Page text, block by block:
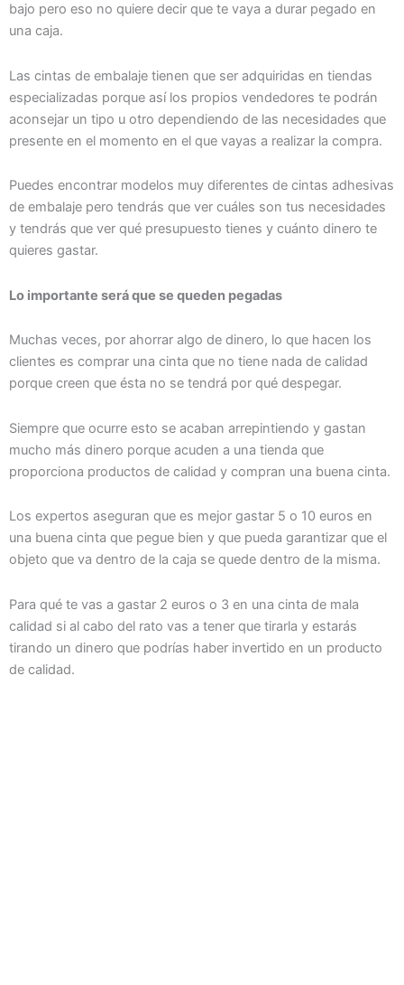
bajo pero eso no quiere decir que te vaya a durar pegado en
una caja.
Las cintas de embalaje tienen que ser adquiridas en tiendas
especializadas porque así los propios vendedores te podrán
aconsejar un tipo u otro dependiendo de las necesidades que
presente en el momento en el que vayas a realizar la compra.
Puedes encontrar modelos muy diferentes de cintas adhesivas
de embalaje pero tendrás que ver cuáles son tus necesidades
y tendrás que ver qué presupuesto tienes y cuánto dinero te
quieres gastar.
Lo importante será que se queden pegadas
Muchas veces, por ahorrar algo de dinero, lo que hacen los
clientes es comprar una cinta que no tiene nada de calidad
porque creen que ésta no se tendrá por qué despegar.
Siempre que ocurre esto se acaban arrepintiendo y gastan
mucho más dinero porque acuden a una tienda que
proporciona productos de calidad y compran una buena cinta.
Los expertos aseguran que es mejor gastar 5 o 10 euros en
una buena cinta que pegue bien y que pueda garantizar que el
objeto que va dentro de la caja se quede dentro de la misma.
Para qué te vas a gastar 2 euros o 3 en una cinta de mala
calidad si al cabo del rato vas a tener que tirarla y estarás
tirando un dinero que podrías haber invertido en un producto
de calidad.